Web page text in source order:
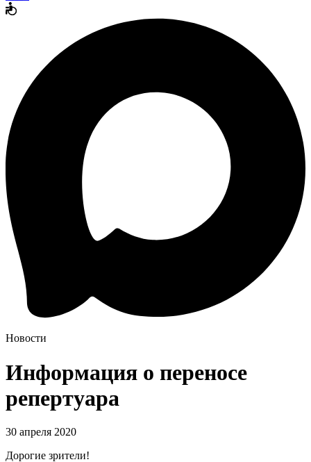
Новости
Информация о переносе
репертуара
30 апреля 2020
Дорогие зрители!